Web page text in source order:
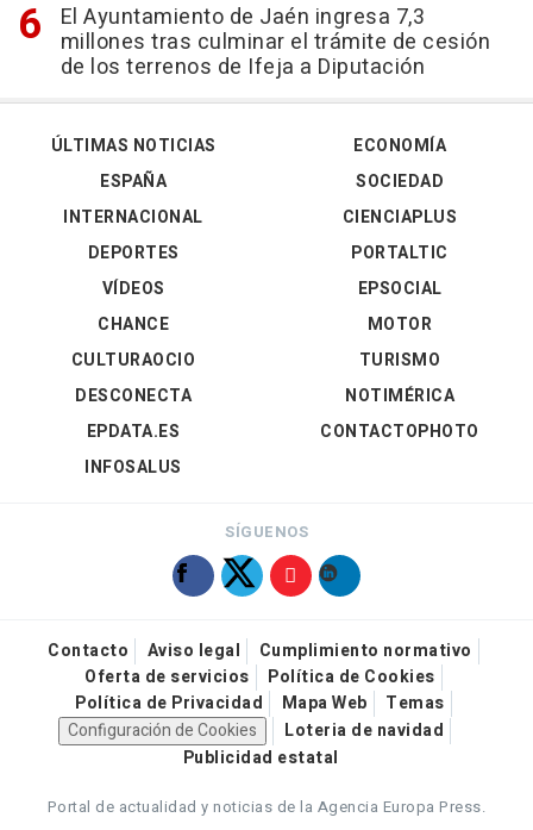
El Ayuntamiento de Jaén ingresa 7,3
millones tras culminar el trámite de cesión
de los terrenos de Ifeja a Diputación
ÚLTIMAS NOTICIAS
ESPAÑA
INTERNACIONAL
DEPORTES
VÍDEOS
ECONOMÍA
SOCIEDAD
CIENCIAPLUS
PORTALTIC
EPSOCIAL
CHANCE
CULTURAOCIO
DESCONECTA
EPDATA.ES
INFOSALUS
MOTOR
TURISMO
NOTIMÉRICA
CONTACTOPHOTO
SÍGUENOS
Contacto Aviso legal
Cumplimiento normativo
Oferta de servicios
Política de Cookies
Política de Privacidad
Mapa Web
Temas
Configuración de Cookies
Loteria de navidad
Publicidad estatal
Portal de actualidad y noticias de la Agencia Europa Press.